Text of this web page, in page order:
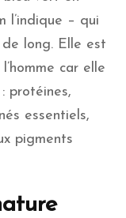
l’indique – qui
long. Elle est
car elle
protéines,
essentiels,
pigments